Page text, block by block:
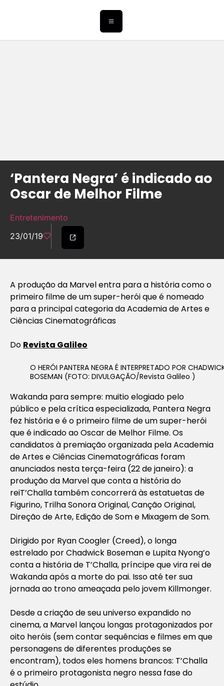
‘Pantera Negra’ é indicado ao
Oscar de Melhor Filme
Entretenimento
23/01/19
A produção da Marvel entra para a história como o
primeiro filme de um super-herói que é nomeado
para a principal categoria da Academia de Artes e
Ciências Cinematográficas
Do Revista Galileo
O HERÓI PANTERA NEGRA É INTERPRETADO POR
BOSEMAN (FOTO: DIVULGAÇÃO/Revista Galileo )
Wakanda para sempre: muitio elogiado pelo
público e pela crítica especializada, Pantera Negra
fez história e é o primeiro filme de um super-herói
que é indicado ao Oscar de Melhor Filme. Os
candidatos à premiação organizada pela Academia
de Artes e Ciências Cinematográficas foram
anunciados nesta terça-feira (22 de janeiro): a
produção da Marvel que conta a história do
reiT’Challa também concorrerá às estatuetas de
Figurino, Trilha Sonora Original, Canção Original,
Direção de Arte, Edição de Som e Mixagem de Som.
Dirigido por Ryan Coogler (Creed), o longa
estrelado por Chadwick Boseman e Lupita Nyong’o
conta a história de T’Challa, príncipe que vira rei de
Wakanda após a morte do pai. Isso até ter sua
jornada ao trono ameaçada pelo jovem Killmonger.
Desde a criação de seu universo expandido no
cinema, a Marvel lançou longas protagonizados por
oito heróis (sem contar sequências e filmes em que
personagens de diferentes produções se
encontram), todos eles homens brancos: T’Challa
é o primeiro protagonista negro nessa fase do